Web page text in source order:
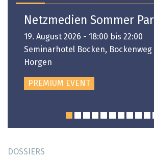
Netzmedien Sommer
19. August 2026 - 18:00 bis 22:00
Seminarhotel Bocken, Bockenweg
Horgen
PREMIUM EVENT
DOSSIERS